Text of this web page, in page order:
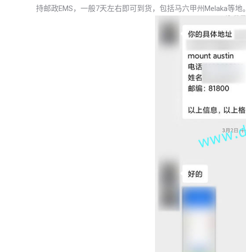
持邮政EMS，一般7天左右即可到货，包括马六甲州Melaka等地。